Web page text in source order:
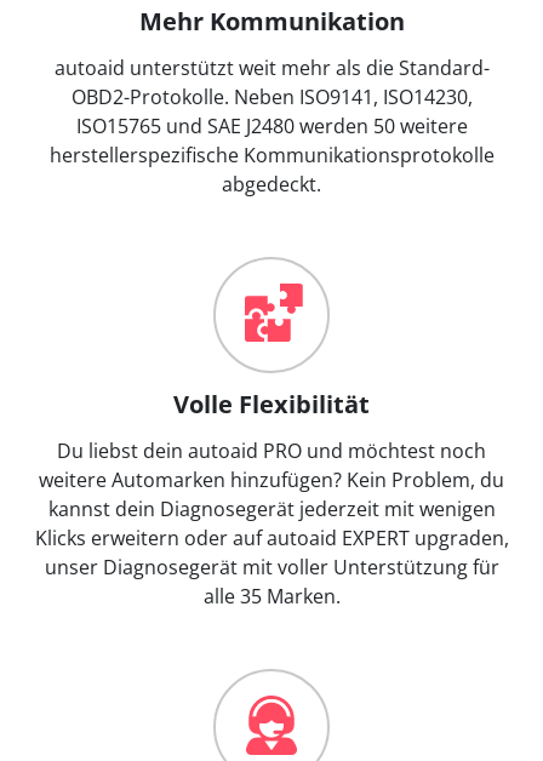
Mehr Kommunikation
autoaid unterstützt weit mehr als die Standard-
OBD2-Protokolle. Neben ISO9141, ISO14230,
ISO15765 und SAE J2480 werden 50 weitere
herstellerspezifische Kommunikationsprotokolle
abgedeckt.
Volle Flexibilität
Du liebst dein autoaid PRO und möchtest noch
weitere Automarken hinzufügen? Kein Problem, du
kannst dein Diagnosegerät jederzeit mit wenigen
Klicks erweitern oder auf autoaid EXPERT upgraden,
unser Diagnosegerät mit voller Unterstützung für
alle 35 Marken.